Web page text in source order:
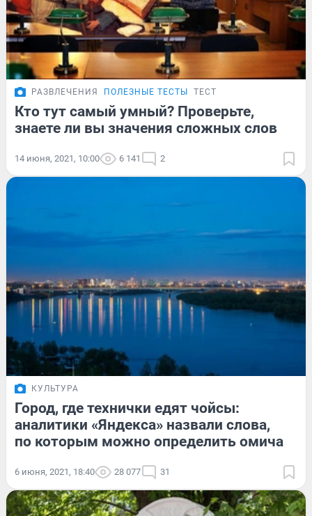
РАЗВЛЕЧЕНИЯ ПОЛЕЗНЫЕ ТЕСТЫ ТЕСТ
Кто тут самый умный? Проверьте,
знаете ли вы значения сложных слов
14 июня, 2021, 10:00 6 141 2
КУЛЬТУРА
Город, где технички едят чойсы:
аналитики «Яндекса» назвали слова,
по которым можно определить омича
6 июня, 2021, 18:40 28 077 31